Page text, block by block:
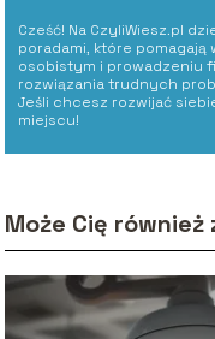
Cześć! Na CzyliWiesz.pl
poradami, które pomagają
osobistym i prowadzeniu
rozwiązania trudnych
Jeśli chcesz rozwijać
miejscu!
Może Cię